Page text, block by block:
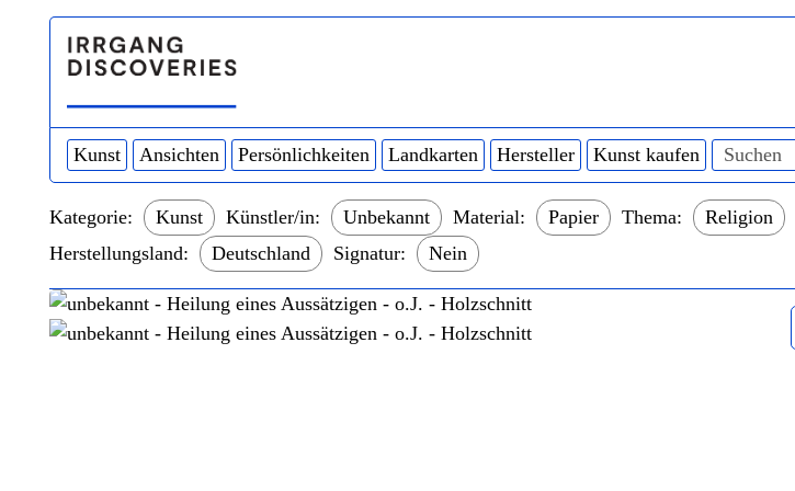
Kunst Ansichten Persönlichkeiten Landkarten Hersteller Kunst kaufen
Kategorie: Kunst Künstler/in: Unbekannt Material: Papier Thema: Religion
Herstellungsland:
Deutschland Signatur: Nein